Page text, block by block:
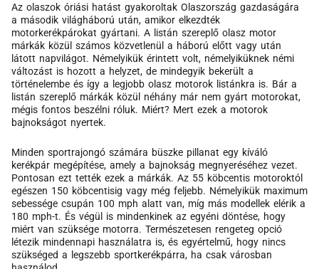
Az olaszok óriási hatást gyakoroltak Olaszország gazdaságára
a második világháború után, amikor elkezdték
motorkerékpárokat gyártani. A listán szereplő olasz motor
márkák közül számos közvetlenül a háború előtt vagy után
látott napvilágot. Némelyikük érintett volt, némelyiküknek némi
változást is hozott a helyzet, de mindegyik bekerült a
történelembe és így a legjobb olasz motorok listánkra is. Bár a
listán szereplő márkák közül néhány már nem gyárt motorokat,
mégis fontos beszélni róluk. Miért? Mert ezek a motorok
bajnokságot nyertek.
Minden sportrajongó számára büszke pillanat egy kíváló
kerékpár megépítése, amely a bajnokság megnyeréséhez vezet.
Pontosan ezt tették ezek a márkák. Az 55 köbcentis motoroktól
egészen 150 köbcentisig vagy még feljebb. Némelyikük maximum
sebessége csupán 100 mph alatt van, míg más modellek elérik a
180 mph-t. És végül is mindenkinek az egyéni döntése, hogy
miért van szüksége motorra. Természetesen rengeteg opció
létezik mindennapi használatra is, és egyértelmű, hogy nincs
szükséged a legszebb sportkerékpárra, ha csak városban